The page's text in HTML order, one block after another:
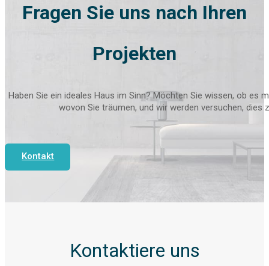
Fragen Sie uns nach Ihren
Projekten
Haben Sie ein ideales Haus im Sinn? Möchten Sie wissen, ob es
wovon Sie träumen, und wir werden versuchen, dies
Kontakt
Kontaktiere uns